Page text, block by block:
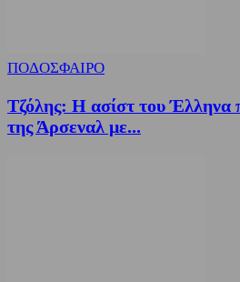
ΠΟΔΟΣΦΑΙΡΟ
Τζόλης: Η ασίστ του Έλληνα
της Άρσεναλ με...